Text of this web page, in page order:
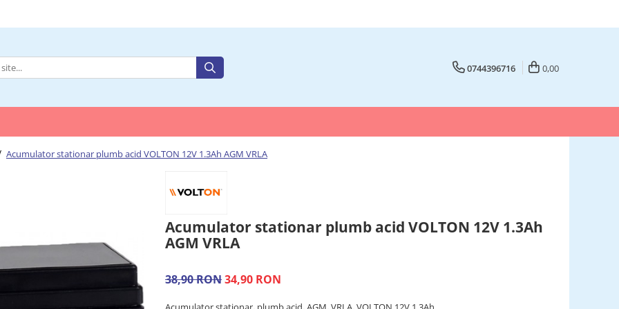
0744396716 0,00
Acumulator stationar plumb acid VOLTON 12V 1.3Ah AGM VRLA
Acumulator stationar plumb acid VOLTON 12V 1.3Ah
AGM VRLA
38,90 RON34,90 RON